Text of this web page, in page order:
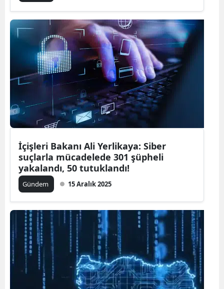
İçişleri Bakanı Ali Yerlikaya: Siber
suçlarla mücadelede 301 şüpheli
yakalandı, 50 tutuklandı!
Gündem 15 Aralık 2025